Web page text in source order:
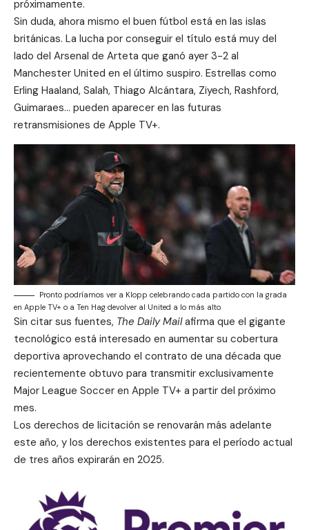
próximamente.
Sin duda, ahora mismo el buen fútbol está en las islas
británicas. La lucha por conseguir el título está muy del
lado del Arsenal de Arteta que ganó ayer 3-2 al
Manchester United en el último suspiro. Estrellas como
Erling Haaland, Salah, Thiago Alcántara, Ziyech, Rashford,
Guimaraes… pueden aparecer en las futuras
retransmisiones de Apple TV+.
Pronto podríamos ver a Klopp celebrando cada partido con la grada
en Apple TV+ o a Ten Hag devolver al United a lo más alto
Sin citar sus fuentes, The Daily Mailafirma que el gigante
tecnológico está interesado en aumentar su cobertura
deportiva aprovechando el contrato de una década que
recientemente obtuvo para transmitir exclusivamente
Major League Soccer en Apple TV+ a partir del próximo
mes.
Los derechos de licitación se renovarán más adelante
este año, y los derechos existentes para el período actual
de tres años expirarán en 2025.